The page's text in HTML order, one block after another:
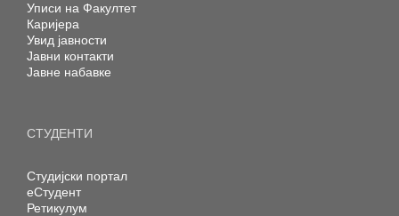
Уписи на Факултет
Каријера
Увид јавности
Јавни контакти
Јавне набавке
СТУДЕНТИ
Студијски портал
еСтудент
Ретикулум